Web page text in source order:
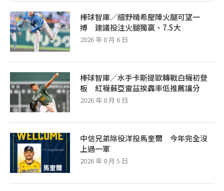
棒球智庫／細野晴希壓陣火腿可望一
搏 建議投注火腿獨贏、7.5大
2026 年 8 月 6 日
棒球智庫／水手卡斯提歐轉戰白襪初登
板 紅襪蘇亞雷茲挨轟率低推薦讓分
2026 年 8 月 6 日
中信兄弟除役洋投馬奎爾 今年完全沒
上過一軍
2026 年 8 月 5 日